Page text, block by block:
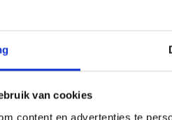
van cookies
content en advertenties te